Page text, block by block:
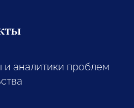
и аналитики проблем